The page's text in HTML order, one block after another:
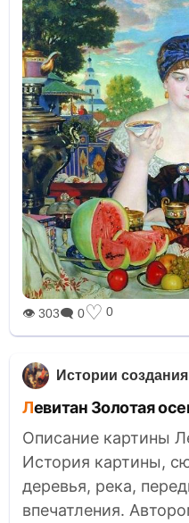
👁 303🗨 0♡ 0
Истории
Левитан Золотая
Описание картины
История картины,
деревья, река,
впечатления.